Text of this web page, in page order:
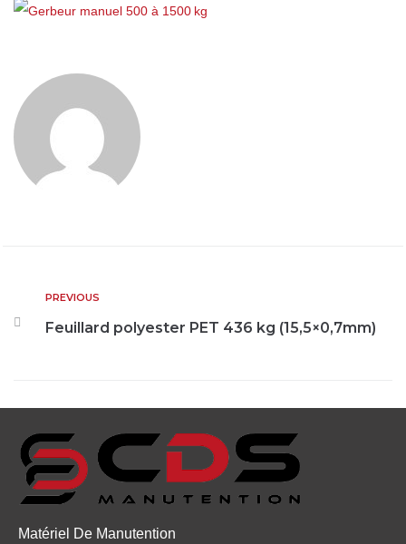
PREVIOUS
Feuillard polyester PET 436 kg (15,5×0,7mm)
Matériel De Manutention